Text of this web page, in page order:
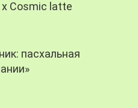
Cosmic latte
пасхальная